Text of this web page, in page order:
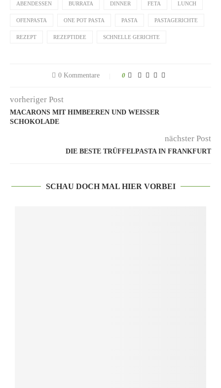
ABENDESSEN BURRATA DINNER FETA LUNCH
OFENPASTA ONE POT PASTA PASTA PASTAGERICHTE
REZEPT REZEPTIDEE SCHNELLE GERICHTE
0 Kommentare 0
vorheriger Post
MACARONS MIT HIMBEEREN UND WEISSER S
CHOKOLADE
nächster Post
DIE BESTE TRÜFFELPASTA IN FRANKFURT
SCHAU DOCH MAL HIER VORBEI